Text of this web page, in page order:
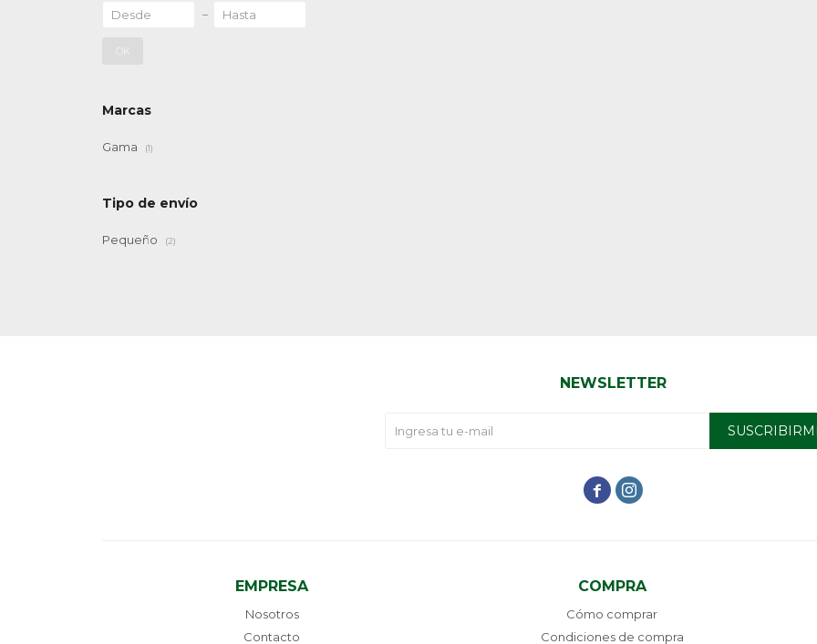
OK
Marcas
Gama (1)
Tipo de envío
Pequeño (2)
EMPRESA
Nosotros
Contacto
COMPRA
Cómo comprar
Condiciones de compra
NEWSLETTER
 